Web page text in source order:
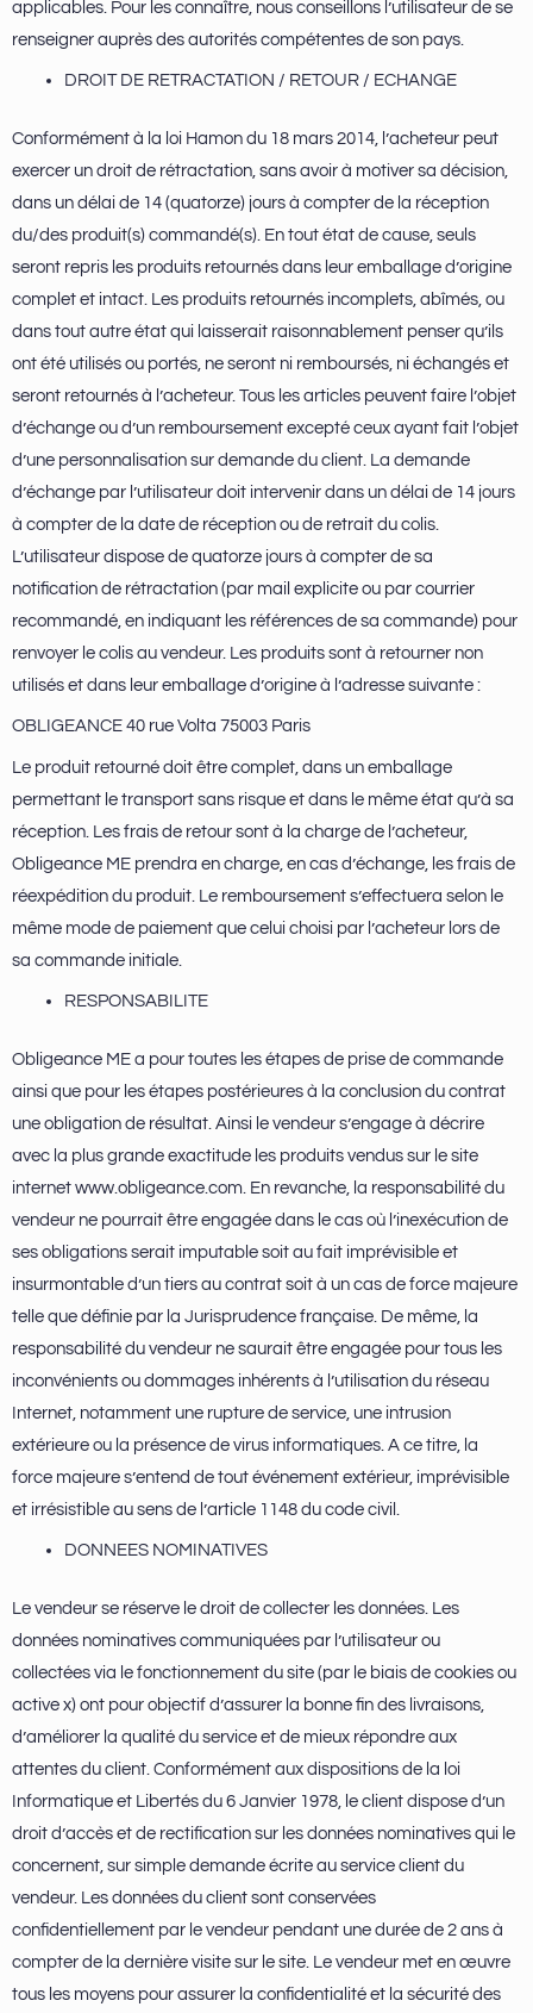
applicables. Pour les connaître, nous conseillons l’utilisateur de se
renseigner auprès des autorités compétentes de son pays.
DROIT DE RETRACTATION / RETOUR / ECHANGE
Conformément à la loi Hamon du 18 mars 2014, l’acheteur peut
exercer un droit de rétractation, sans avoir à motiver sa décision,
dans un délai de 14 (quatorze) jours à compter de la réception
du/des produit(s) commandé(s). En tout état de cause, seuls
seront repris les produits retournés dans leur emballage d’origine
complet et intact. Les produits retournés incomplets, abîmés, ou
dans tout autre état qui laisserait raisonnablement penser qu’ils
ont été utilisés ou portés, ne seront ni remboursés, ni échangés et
seront retournés à l’acheteur. Tous les articles peuvent faire l’objet
d’échange ou d’un remboursement excepté ceux ayant fait l’objet
d’une personnalisation sur demande du client. La demande
d’échange par l’utilisateur doit intervenir dans un délai de 14 jours
à compter de la date de réception ou de retrait du colis.
L’utilisateur dispose de quatorze jours à compter de sa
notification de rétractation (par mail explicite ou par courrier
recommandé, en indiquant les références de sa commande) pour
renvoyer le colis au vendeur. Les produits sont à retourner non
utilisés et dans leur emballage d’origine à l’adresse suivante :
OBLIGEANCE 40 rue Volta 75003 Paris
Le produit retourné doit être complet, dans un emballage
permettant le transport sans risque et dans le même état qu’à sa
réception. Les frais de retour sont à la charge de l’acheteur,
Obligeance ME prendra en charge, en cas d’échange, les frais de
réexpédition du produit. Le remboursement s’effectuera selon le
même mode de paiement que celui choisi par l’acheteur lors de
sa commande initiale.
RESPONSABILITE
Obligeance ME a pour toutes les étapes de prise de commande
ainsi que pour les étapes postérieures à la conclusion du contrat
une obligation de résultat. Ainsi le vendeur s’engage à décrire
avec la plus grande exactitude les produits vendus sur le site
internet www.obligeance.com. En revanche, la responsabilité du
vendeur ne pourrait être engagée dans le cas où l’inexécution de
ses obligations serait imputable soit au fait imprévisible et
insurmontable d’un tiers au contrat soit à un cas de force majeure
telle que définie par la Jurisprudence française. De même, la
responsabilité du vendeur ne saurait être engagée pour tous les
inconvénients ou dommages inhérents à l’utilisation du réseau
Internet, notamment une rupture de service, une intrusion
extérieure ou la présence de virus informatiques. A ce titre, la
force majeure s’entend de tout événement extérieur, imprévisible
et irrésistible au sens de l’article 1148 du code civil.
DONNEES NOMINATIVES
Le vendeur se réserve le droit de collecter les données. Les
données nominatives communiquées par l’utilisateur ou
collectées via le fonctionnement du site (par le biais de cookies ou
active x) ont pour objectif d’assurer la bonne fin des livraisons,
d’améliorer la qualité du service et de mieux répondre aux
attentes du client. Conformément aux dispositions de la loi
Informatique et Libertés du 6 Janvier 1978, le client dispose d’un
droit d’accès et de rectification sur les données nominatives qui le
concernent, sur simple demande écrite au service client du
vendeur. Les données du client sont conservées
confidentiellement par le vendeur pendant une durée de 2 ans à
compter de la dernière visite sur le site. Le vendeur met en œuvre
tous les moyens pour assurer la confidentialité et la sécurité des